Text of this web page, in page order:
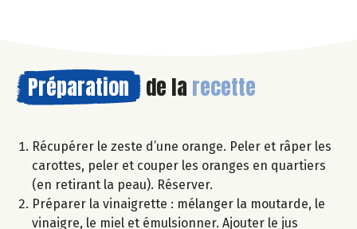
Préparation de la recette
Récupérer le zeste d’une orange. Peler et râper les
carottes, peler et couper les oranges en quartiers
(en retirant la peau). Réserver.
Préparer la vinaigrette : mélanger la moutarde, le
vinaigre, le miel et émulsionner. Ajouter le jus